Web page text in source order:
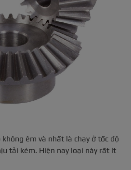
êm và nhất là chạy ở tốc độ
tải kém. Hiện nay loại này rất ít